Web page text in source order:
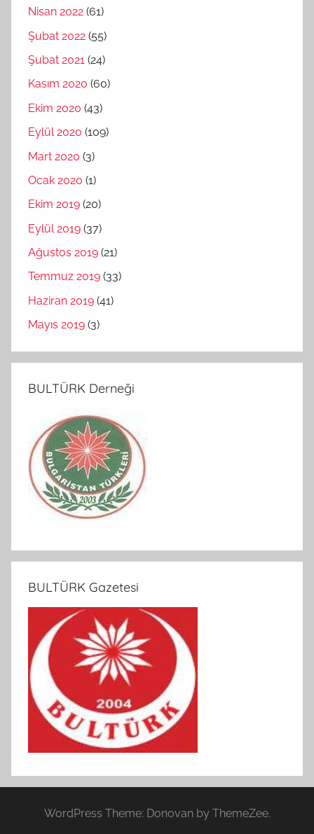
Nisan 2022 (61)
Şubat 2022 (55)
Şubat 2021 (24)
Kasım 2020 (60)
Ekim 2020 (43)
Eylül 2020 (109)
Mart 2020 (3)
Ocak 2020 (1)
Ekim 2019 (20)
Eylül 2019 (37)
Ağustos 2019 (21)
Temmuz 2019 (33)
Haziran 2019 (41)
Mayıs 2019 (3)
BULTÜRK Derneği
BULTÜRK Gazetesi
WordPress Theme: Donovan by ThemeZee.